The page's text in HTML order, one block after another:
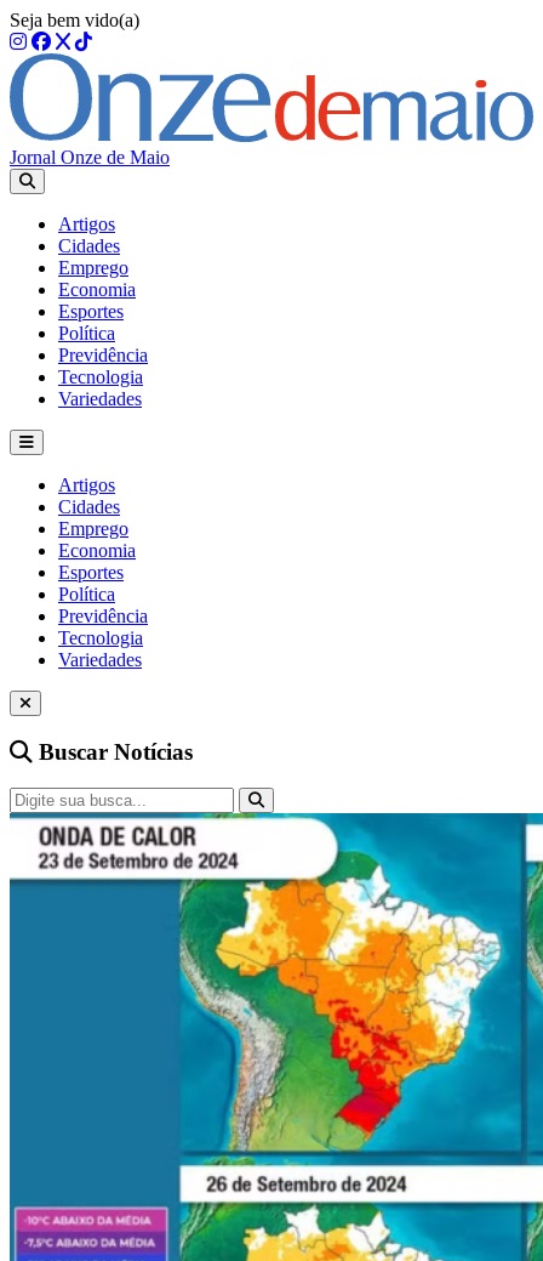
Seja bem vido(a)
Jornal Onze de Maio
Artigos
Cidades
Emprego
Economia
Esportes
Política
Previdência
Tecnologia
Variedades
Artigos
Cidades
Emprego
Economia
Esportes
Política
Previdência
Tecnologia
Variedades
Buscar Notícias